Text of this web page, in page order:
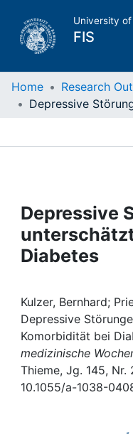
University
FIS
Home
Projects
People
Awards
My FIS
Help
Home Research
Depressive
Diabetes
Kulzer, Bernhard;
Depressive
Komorbidität bei
medizinische
Thieme, Jg. 145, Nr.
10.1055/a-1038-